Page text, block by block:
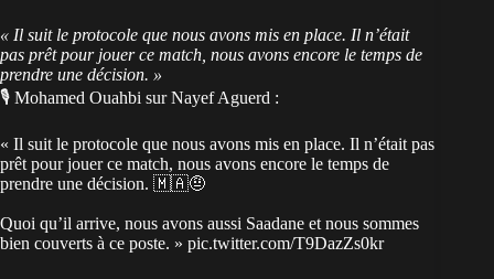
« Il suit le protocole que nous avons mis en place. Il n’était
pas prêt pour jouer ce match, nous avons encore le temps de
prendre une décision. »
🎙️ Mohamed Ouahbi sur Nayef Aguerd :
« Il suit le protocole que nous avons mis en place. Il n’était pas
prêt pour jouer ce match, nous avons encore le temps de
prendre une décision. 🇲🇦🤨
Quoi qu’il arrive, nous avons aussi Saadane et nous sommes
bien couverts à ce poste. » pic.twitter.com/T9DazZs0kr